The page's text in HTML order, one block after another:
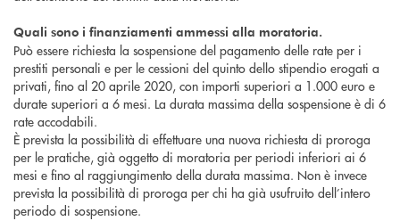
Quali sono i finanziamenti ammessi alla moratoria.
Può essere richiesta la sospensione del pagamento delle rate per i
prestiti personali e per le cessioni del quinto dello stipendio erogati a
privati, fino al 20 aprile 2020, con importi superiori a 1.000 euro e
durate superiori a 6 mesi. La durata massima della sospensione è di 6
rate accodabili.
È prevista la possibilità di effettuare una nuova richiesta di proroga
per le pratiche, già oggetto di moratoria per periodi inferiori ai 6
mesi e fino al raggiungimento della durata massima. Non è invece
prevista la possibilità di proroga per chi ha già usufruito dell’intero
periodo di sospensione.